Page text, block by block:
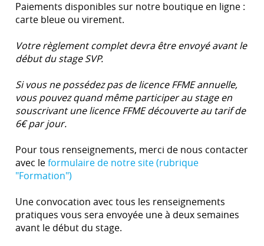
Paiements disponibles sur notre boutique en ligne :
carte bleue ou virement.
Votre règlement complet devra être envoyé avant le
début du stage SVP.
Si vous ne possédez pas de licence FFME annuelle,
vous pouvez quand même participer au stage en
souscrivant une licence FFME découverte au tarif de
6€ par jour.
Pour tous renseignements, merci de nous contacter
avec leformulaire de notre site (rubrique
"Formation")
Une convocation avec tous les renseignements
pratiques vous sera envoyée une à deux semaines
avant le début du stage.